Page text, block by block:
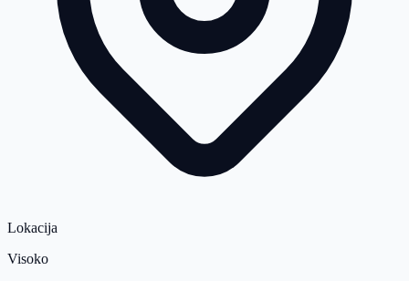
Lokacija
Visoko